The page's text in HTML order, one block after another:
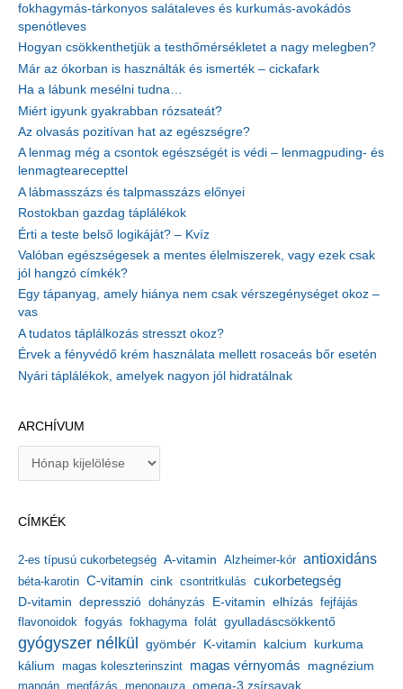
fokhagymás-tárkonyos salátaleves és kurkumás-avokádós
spenótleves
Hogyan csökkenthetjük a testhőmérsékletet a nagy melegben?
Már az ókorban is használták és ismerték – cickafark
Ha a lábunk mesélni tudna…
Miért igyunk gyakrabban rózsateát?
Az olvasás pozitívan hat az egészségre?
A lenmag még a csontok egészségét is védi – lenmagpuding- és
lenmagtearecepttel
A lábmasszázs és talpmasszázs előnyei
Rostokban gazdag táplálékok
Érti a teste belső logikáját? – Kvíz
Valóban egészségesek a mentes élelmiszerek, vagy ezek csak
jól hangzó címkék?
Egy tápanyag, amely hiánya nem csak vérszegénységet okoz –
vas
A tudatos táplálkozás stresszt okoz?
Érvek a fényvédő krém használata mellett rosaceás bőr esetén
Nyári táplálékok, amelyek nagyon jól hidratálnak
ARCHÍVUM
í
u
m
CÍMKÉK
2-es típusú cukorbetegség A-vitamin Alzheimer-kór antioxidáns
béta-karotin C-vitamin cink csontritkulás cukorbetegség
D-vitamin depresszió dohányzás E-vitamin elhízás fejfájás
flavonoidok fogyás fokhagyma folát gyulladáscsökkentő
gyógyszer nélkül gyömbér K-vitamin kalcium kurkuma
kálium magas koleszterinszint magas vérnyomás magnézium
mangán megfázás menopauza omega-3 zsírsavak